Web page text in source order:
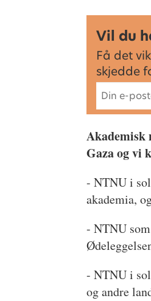
Vil du
Få det
skjedde
Akademisk
Gaza og vi
- NTNU i
akademia,
- NTNU
- NTNU i
og andre